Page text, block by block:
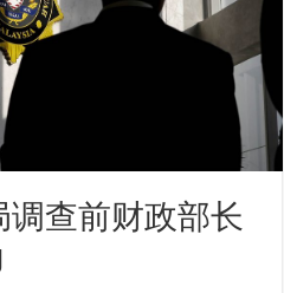
调查前财政部长